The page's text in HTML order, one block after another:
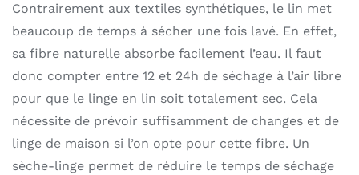
Contrairement aux textiles synthétiques, le lin met
beaucoup de temps à sécher une fois lavé. En effet,
sa fibre naturelle absorbe facilement l’eau. Il faut
donc compter entre 12 et 24h de séchage à l’air libre
pour que le linge en lin soit totalement sec. Cela
nécessite de prévoir suffisamment de changes et de
linge de maison si l’on opte pour cette fibre. Un
sèche-linge permet de réduire le temps de séchage